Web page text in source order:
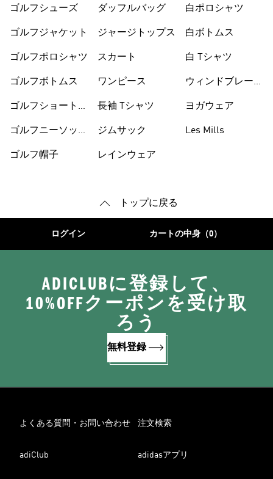
ゴルフシューズ
ゴルフジャケット
ゴルフポロシャツ
ゴルフボトムス
ゴルフショートパ
ゴルフニーソック
ゴルフ帽子
ダッフルバッグ
ジャージトップス
スカート
ワンピース
長袖 Tシャツ
ジムサック
レインウェア
白ポロシャツ
白ボトムス
白 Tシャツ
ウィンドブレーカ
ヨガウェア
Les Mills
トップに戻る
ログイン カートの中身（0）
ADICLUBに登録して、
10%OFFクーポンを受け取
ろう
無料登録
よくある質問・お問い合わせ 注文検索
adiClub adidasアプリ